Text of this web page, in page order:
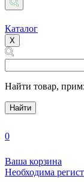
Каталог
X
Найти товар,
Найти
0
Ваша корзина
Необходима